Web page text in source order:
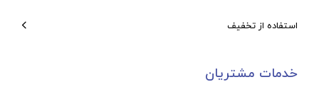
استفاده از تخفیف
خدمات مشتریان